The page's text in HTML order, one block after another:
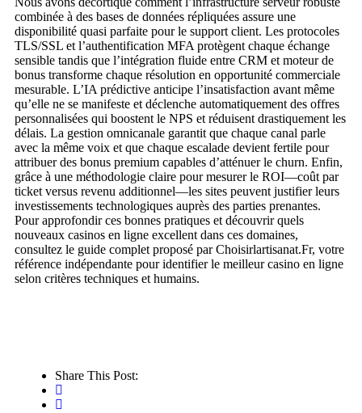
combinée à des bases de données répliquées assure une
disponibilité quasi parfaite pour le support client. Les protocoles
TLS/SSL et l’authentification MFA protègent chaque échange
sensible tandis que l’intégration fluide entre CRM et moteur de
bonus transforme chaque résolution en opportunité commerciale
mesurable. L’IA prédictive anticipe l’insatisfaction avant même
qu’elle ne se manifeste et déclenche automatiquement des offres
personnalisées qui boostent le NPS et réduisent drastiquement les
délais. La gestion omnicanale garantit que chaque canal parle
avec la même voix et que chaque escalade devient fertile pour
attribuer des bonus premium capables d’atténuer le churn. Enfin,
grâce à une méthodologie claire pour mesurer le ROI—coût par
ticket versus revenu additionnel—les sites peuvent justifier leurs
investissements technologiques auprès des parties prenantes.
Pour approfondir ces bonnes pratiques et découvrir quels
nouveaux casinos en ligne excellent dans ces domaines,
consultez le guide complet proposé par Choisirlartisanat.Fr, votre
référence indépendante pour identifier le meilleur casino en ligne
selon critères techniques et humains.
Share This Post: